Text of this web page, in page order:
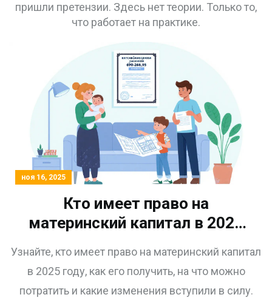
пришли претензии. Здесь нет теории. Только то,
что работает на практике.
ноя 16, 2025
Кто имеет право на
материнский капитал в 2025
получить выплату
Узнайте, кто имеет право на материнский капитал
в 2025 году, как его получить, на что можно
потратить и какие изменения вступили в силу.